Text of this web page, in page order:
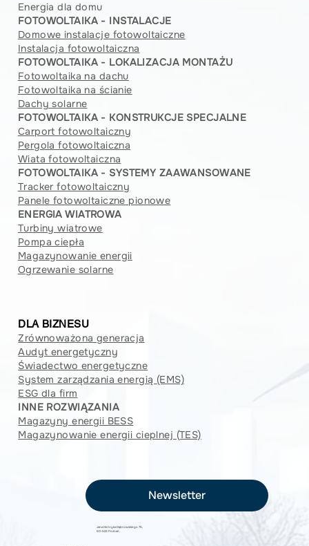
DLA BIZNESU
Zrównoważona generacja
Audyt energetyczny
Świadectwo energetyczne
System zarządzania energią (EMS)
ESG dla firm
INNE ROZWIĄZANIA
Magazyny energii BESS
Magazynowanie energii cieplnej (TES)
Energia dla domu
FOTOWOLTAIKA - INSTALACJE
Domowe instalacje fotowoltaiczne
Instalacja fotowoltaiczna
FOTOWOLTAIKA - LOKALIZACJA MONTAŻU
Fotowoltaika na dachu
Fotowoltaika na ścianie
Dachy solarne
FOTOWOLTAIKA - KONSTRUKCJE SPECJALNE
Carport fotowoltaiczny
Pergola fotowoltaiczna
Wiata fotowoltaiczna
FOTOWOLTAIKA - SYSTEMY ZAAWANSOWANE
Tracker fotowoltaiczny
Panele fotowoltaiczne pionowe
ENERGIA WIATROWA
Turbiny wiatrowe
Pompa ciepła
Magazynowanie energii
Ogrzewanie solarne
Newsletter
Jana Henryka Dąbrowskiego 75,
60-523 Poznań